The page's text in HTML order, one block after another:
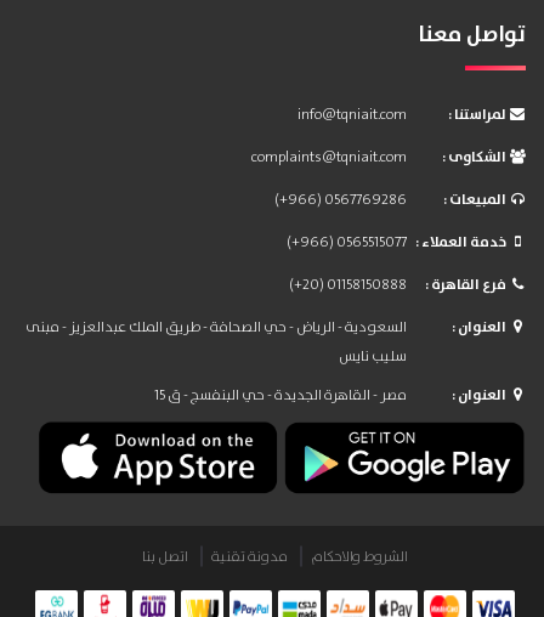
تواصل معنا
: لمراستنا
info@tqniait.com
: الشكاوى
complaints@tqniait.com
: المبيعات
(+966) 0567769286
: خدمة العملاء
(+966) 0565515077
: فرع القاهرة
(+20) 01158150888
: العنوان
السعودية - الرياض - حي الصحافة - طريق الملك عبدالعزيز - مبنى
سليب نايس
: العنوان
مصر - القاهرة الجديدة - حي البنفسج - ق 15
الشروط والاحكام مدونة تقنية اتصل بنا